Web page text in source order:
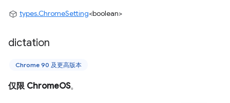
types.ChromeSetting<boolean>
dictation
Chrome 90 及更高版本
仅限 ChromeOS。